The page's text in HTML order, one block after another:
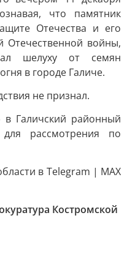
что памятник
Отечества и его
Отечественной войны,
шелуху от семян
в городе Галиче.
не признал.
в Галичский районный
рассмотрения по
в Telegram | MAX
Костромской